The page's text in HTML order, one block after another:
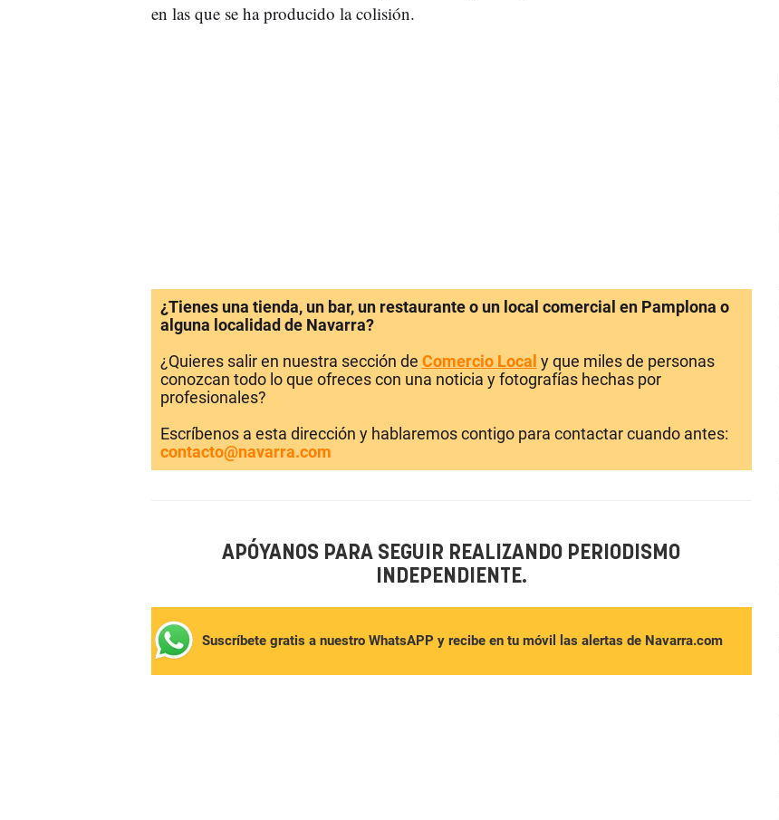
en las que se ha producido la colisión.
¿Tienes una tienda, un bar, un restaurante o un local comercial en Pamplona o
alguna localidad de Navarra?
¿Quieres salir en nuestra sección de Comercio Local y que miles de personas
conozcan todo lo que ofreces con una noticia y fotografías hechas por
profesionales?
Escríbenos a esta dirección y hablaremos contigo para contactar cuando antes:
contacto@navarra.com
APÓYANOS PARA SEGUIR REALIZANDO PERIODISMO
INDEPENDIENTE.
Suscríbete gratis a nuestro WhatsAPP y recibe en tu móvil las alertas de Navarra.com